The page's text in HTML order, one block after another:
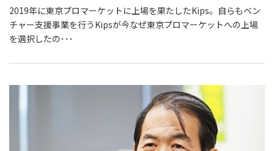
2019年に東京プロマーケットに上場を果たしたKips。自らもベン
チャー支援事業を行うKipsが今なぜ東京プロマーケットへの上場
を選択したの･･･